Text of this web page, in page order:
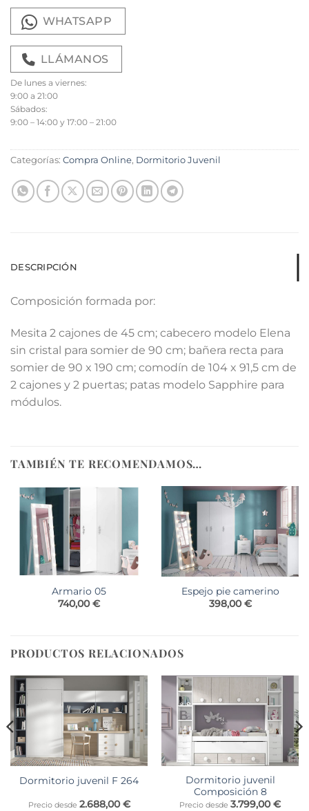
WHATSAPP
LLÁMANOS
De lunes a viernes:
9:00 a 21:00
Sábados:
9:00 – 14:00 y 17:00 – 21:00
Categorías: Compra Online, Dormitorio Juvenil
DESCRIPCIÓN
Composición formada por:
Mesita 2 cajones de 45 cm; cabecero modelo Elena
sin cristal para somier de 90 cm; bañera recta para
somier de 90 x 190 cm; comodín de 104 x 91,5 cm de
2 cajones y 2 puertas; patas modelo Sapphire para
módulos.
TAMBIÉN TE RECOMENDAMOS…
Armario 05
740,00€
Espejo pie camerino
398,00€
PRODUCTOS RELACIONADOS
Dormitorio juvenil F 264
Precio desde 2.688,00€
Dormitorio juvenil
Composición 8
Precio desde 3.799,00€